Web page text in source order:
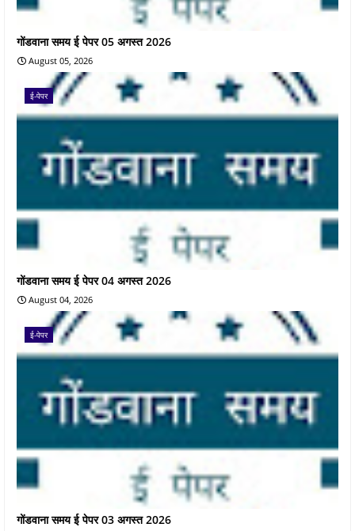
गोंडवाना समय ई पेपर 05 अगस्त 2026
August 05, 2026
ई-पेपर
गोंडवाना समय ई पेपर 04 अगस्त 2026
August 04, 2026
ई-पेपर
गोंडवाना समय ई पेपर 03 अगस्त 2026